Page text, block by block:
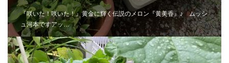
『咲いた！咲いた！』黄金に輝く伝説のメロン『黄美香』♪ ムッシ
ュ河本ですアッ…